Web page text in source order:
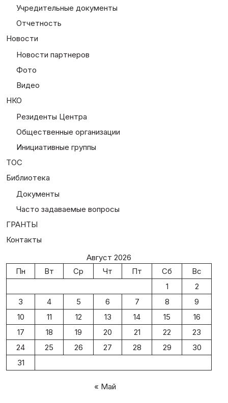
Учредительные документы
Отчетность
Новости
Новости партнеров
Фото
Видео
НКО
Резиденты Центра
Общественные организации
Инициативные группы
ТОС
Библиотека
Документы
Часто задаваемые вопросы
ГРАНТЫ
Контакты
Август 2026
Пн
Вт Ср Чт Пт Сб
Вс
1
2
3
4 5 6 7 8
9
10
11 12 13 14 15
16
17
18 19 20 21 22
23
24
25 26 27 28 29
30
31
« Май